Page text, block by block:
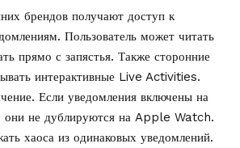
брендов получают доступ к
Пользователь может читать
прямо с запястья. Также сторонние
интерактивные Live Activities.
Если уведомления включены на
они не дублируются на Apple Watch.
хаоса из одинаковых уведомлений.